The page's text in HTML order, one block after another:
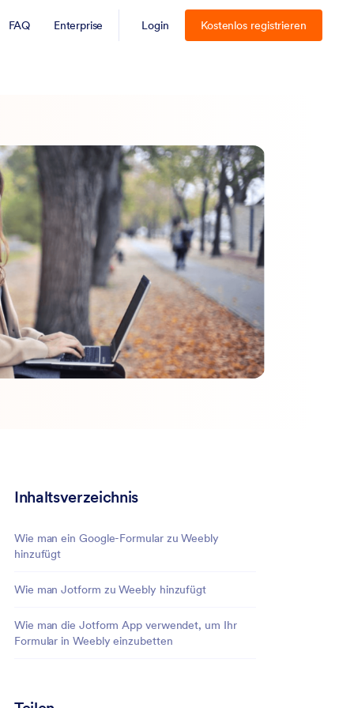
FAQ Enterprise Login Kostenlos registrieren
Inhaltsverzeichnis
Wie man ein Google-Formular zu Weebly
hinzufügt
Wie man Jotform zu Weebly hinzufügt
Wie man die Jotform App verwendet, um Ihr
Formular in Weebly einzubetten